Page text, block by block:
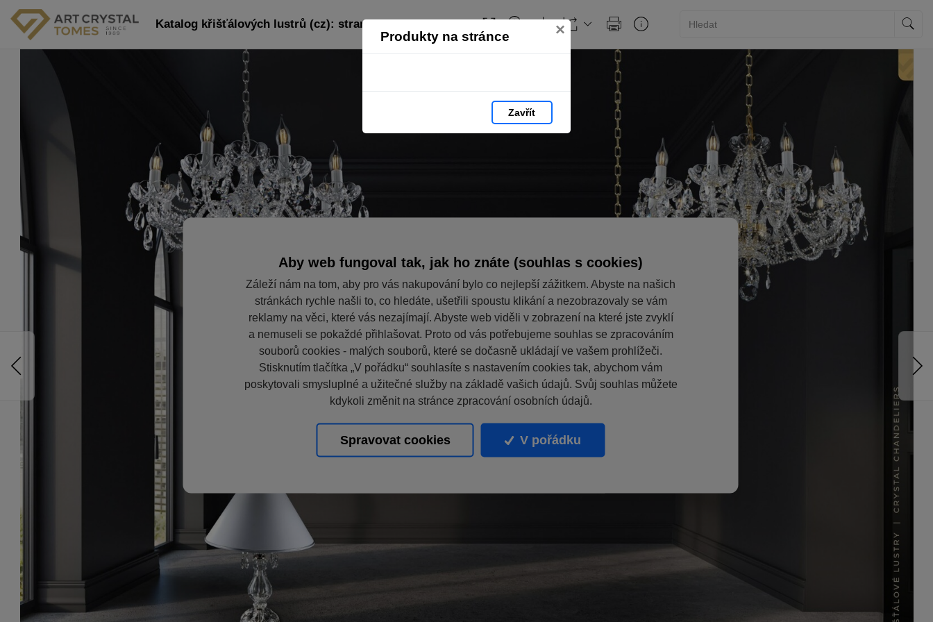
Produkty na stránce ×
Zavřít
Katalog křišťálových lustrů (cz): strana 114
Aby web fungoval tak, jak ho znáte (souhlas s cookies)
Záleží nám na tom, aby pro vás nakupování bylo co nejlepší zážitkem. Abyste na našich
stránkách rychle našli to, co hledáte, ušetřili spoustu klikání a nezobrazovaly se vám
reklamy na věci, které vás nezajímají. Abyste web viděli v zobrazení na které jste zvyklí
a nemuseli se pokaždé přihlašovat. Proto od vás potřebujeme souhlas se zpracováním
souborů cookies - malých souborů, které se dočasně ukládají ve vašem prohlížeči.
Stisknutím tlačítka „V pořádku“ souhlasíte s nastavením cookies tak, abychom vám
poskytovali smysluplné a užitečné služby na základě vašich údajů. Svůj souhlas můžete
kdykoli změnit na stránce zpracování osobních údajů.
Spravovat cookies V pořádku